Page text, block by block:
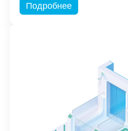
Подробнее